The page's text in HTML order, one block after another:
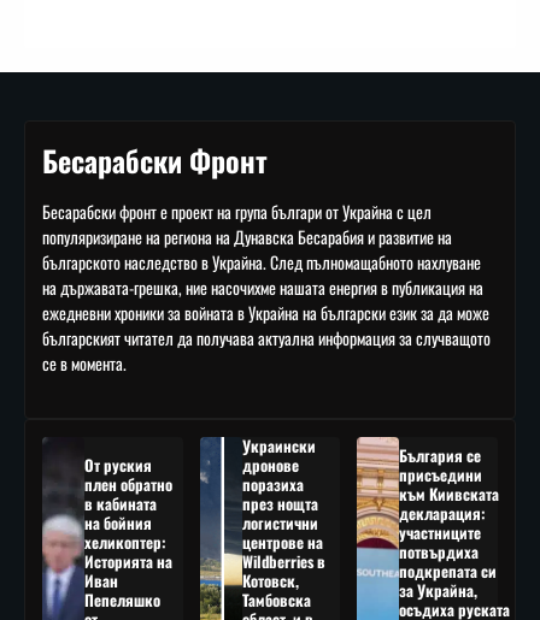
Бесарабски Фронт
Бесарабски фронт е проект на група българи от Украйна с цел
популяризиране на региона на Дунавска Бесарабия и развитие на
българското наследство в Украйна. След пълномащабното нахлуване
на държавата-грешка, ние насочихме нашата енергия в публикация на
ежедневни хроники за войната в Украйна на български език за да може
българският читател да получава актуална информация за случващото
се в момента.
От руския
плен обратно
в кабината
на бойния
хеликоптер:
Историята на
Иван
Пепеляшко
Украински
дронове
поразиха
през нощта
логистични
центрове на
Wildberries в
Котовск,
Тамбовска
България се
присъедини
към Киивската
декларация:
участниците
потвърдиха
подкрепата си
за Украйна,
осъдиха руската